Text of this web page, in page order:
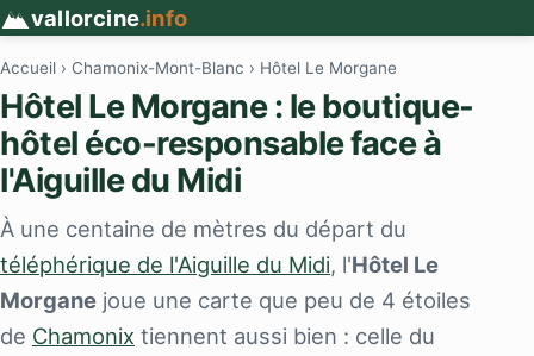
vallorcine.info
Accueil › Chamonix-Mont-Blanc › Hôtel Le Morgane
Hôtel Le Morgane : le boutique-
hôtel éco-responsable face à
l'Aiguille du Midi
À une centaine de mètres du départ du
téléphérique de l'Aiguille du Midi, l'Hôtel Le
Morgane joue une carte que peu de 4 étoiles
de Chamonix tiennent aussi bien : celle du